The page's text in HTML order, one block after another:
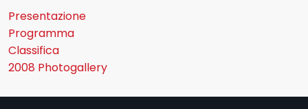
Presentazione
Programma
Classifica
2008 Photogallery